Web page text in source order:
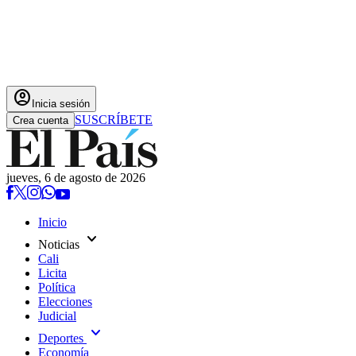
account_circle Inicia sesión
Crea cuenta SUSCRÍBETE
jueves, 6 de agosto de 2026
Inicio
Noticias expand_more
Cali
Licita
Política
Elecciones
Judicial
Deportes expand_more
Economía